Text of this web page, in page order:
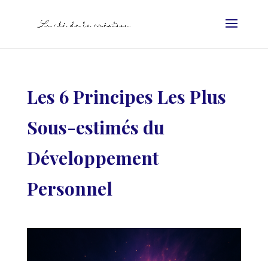
Les 6 Principes Les Plus
Sous-estimés du
Développement
Personnel